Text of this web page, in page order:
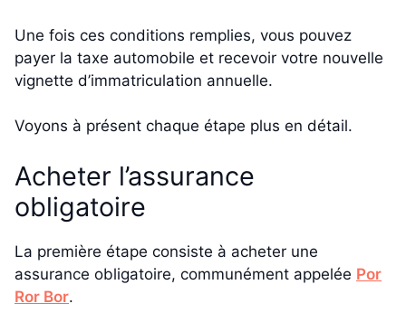
Une fois ces conditions remplies, vous pouvez
payer la taxe automobile et recevoir votre nouvelle
vignette d’immatriculation annuelle.
Voyons à présent chaque étape plus en détail.
Acheter l’assurance
obligatoire
La première étape consiste à acheter une
assurance obligatoire, communément appelée Por
Ror Bor.